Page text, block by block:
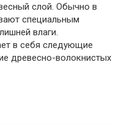
слой. Обычно в
специальным
влаги.
в себя следующие
древесно-волокнистых